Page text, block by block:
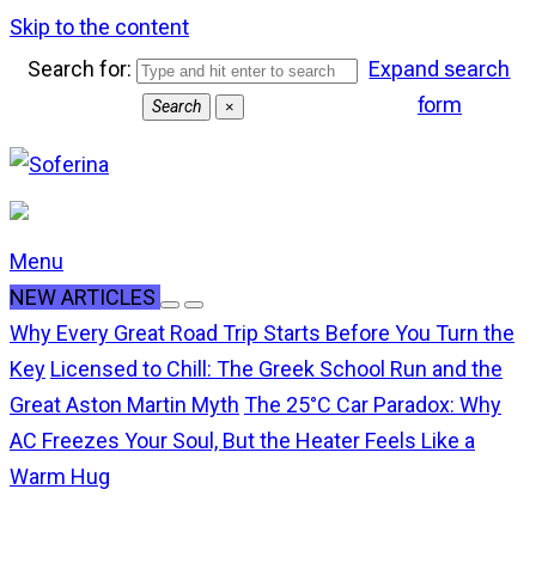
Skip to the content
Search for:
Search ×
Expand search
form
Menu
NEW ARTICLES
Why Every Great Road Trip Starts Before You Turn the
Key Licensed to Chill: The Greek School Run and the
Great Aston Martin Myth The 25°C Car Paradox: Why
AC Freezes Your Soul, But the Heater Feels Like a
Warm Hug